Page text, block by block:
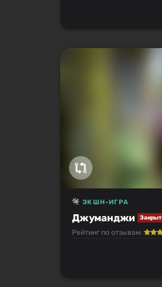
Джуманджи Закрыт
ЭКШН-ИГРА
Рейтинг по отзывам: